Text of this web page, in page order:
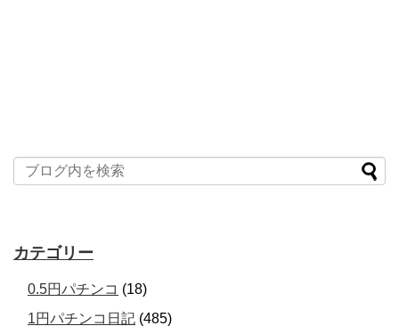
カテゴリー
0.5円パチンコ (18)
1円パチンコ日記 (485)